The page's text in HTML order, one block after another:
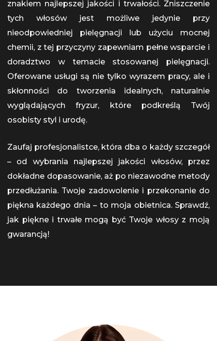
znakiem najlepszej jakości i trwałości. Zniszczenie
tych włosów jest możliwe jedynie przy
nieodpowiedniej pielęgnacji lub użyciu mocnej
chemii, z tej przyczyny zapewniam pełne wsparcie i
doradztwo w temacie stosowanej pielęgnacji.
Oferowane usługi są nie tylko wyrazem pracy, ale i
skłonności do tworzenia idealnych, naturalnie
wyglądających fryzur, które podkreślą Twój
osobisty styl i urodę.
Zaufaj profesjonalistce, która dba o każdy szczegół
– od wybrania najlepszej jakości włosów, przez
dokładne dopasowanie, aż po niezawodne metody
przedłużania. Twoje zadowolenie i przekonanie do
piękna każdego dnia – to moja obietnica. Sprawdź,
jak piękne i trwałe mogą być Twoje włosy z moją
gwarancją!